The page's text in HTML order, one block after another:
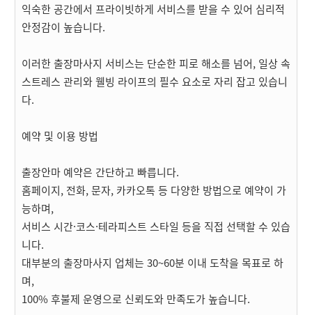
익숙한 공간에서 프라이빗하게 서비스를 받을 수 있어 심리적
안정감이 높습니다.
이러한 출장마사지 서비스는 단순한 피로 해소를 넘어, 일상 속
스트레스 관리와 웰빙 라이프의 필수 요소로 자리 잡고 있습니
다.
예약 및 이용 방법
출장안마 예약은 간단하고 빠릅니다.
홈페이지, 전화, 문자, 카카오톡 등 다양한 방법으로 예약이 가
능하며,
서비스 시간·코스·테라피스트 스타일 등을 직접 선택할 수 있습
니다.
대부분의 출장마사지 업체는 30~60분 이내 도착을 목표로 하
며,
100% 후불제 운영으로 신뢰도와 만족도가 높습니다.